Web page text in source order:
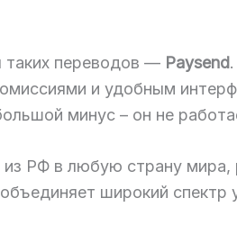
таких переводов — Paysend
и удобным
минус – он не
из РФ в любую страну
широкий